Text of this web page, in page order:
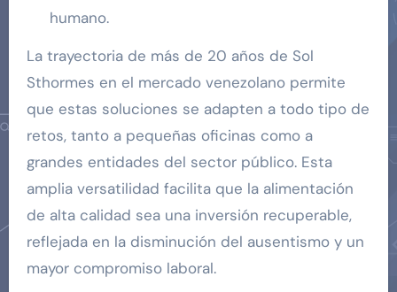
humano.
La trayectoria de más de 20 años de Sol
Sthormes en el mercado venezolano permite
que estas soluciones se adapten a todo tipo de
retos, tanto a pequeñas oficinas como a
grandes entidades del sector público. Esta
amplia versatilidad facilita que la alimentación
de alta calidad sea una inversión recuperable,
reflejada en la disminución del ausentismo y un
mayor compromiso laboral.